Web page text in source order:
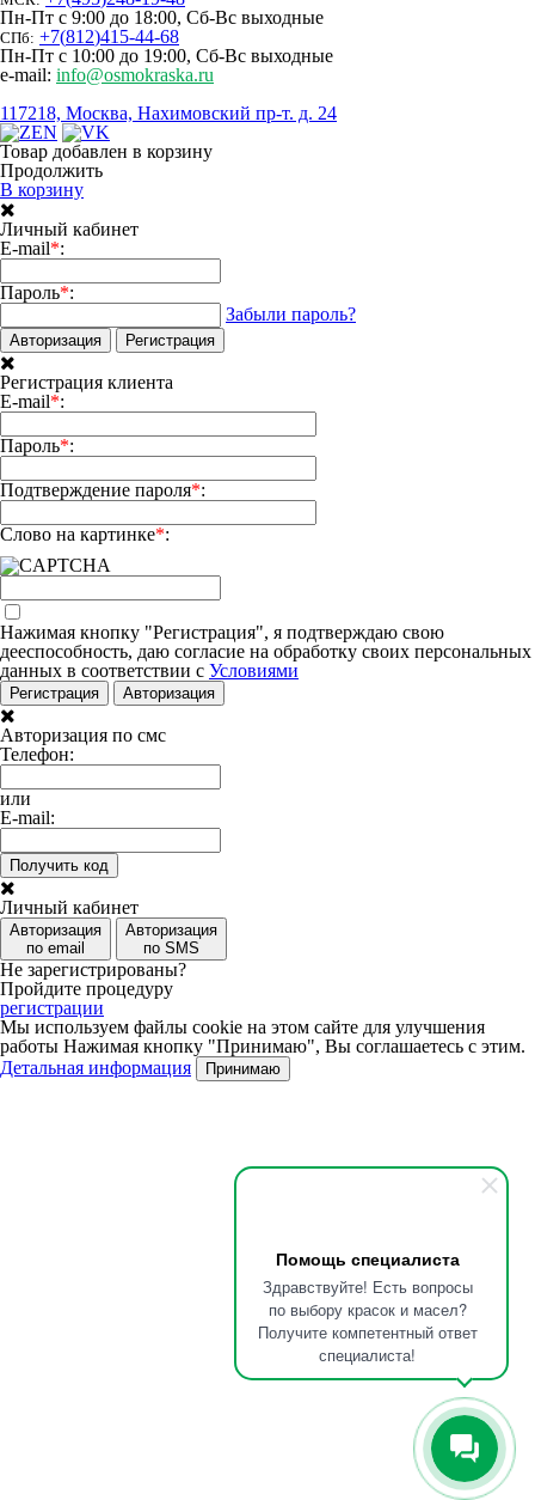
Помощь специалиста
Здравствуйте! Есть вопросы
по выбору красок и масел?
Получите компетентный ответ
специалиста!
Пн-Пт с 9:00 до 18:00, Сб-Вс выходные
СПб: +7(812)415-44-68
Пн-Пт с 10:00 до 19:00, Сб-Вс выходные
e-mail: info@osmokraska.ru
117218, Москва, Нахимовский пр-т. д. 24
Товар добавлен в корзину
Продолжить
В корзину
Личный кабинет
E-mail*:
Пароль*:
Забыли пароль?
Авторизация Регистрация
Регистрация клиента
E-mail*:
Пароль*:
Подтверждение пароля*:
Слово на картинке*:
Нажимая кнопку "Регистрация", я подтверждаю свою
дееспособность, даю согласие на обработку своих персональных
данных в соответствии с Условиями
Регистрация Авторизация
Авторизация по смс
Телефон:
или
E-mail:
Получить код
Личный кабинет
Авторизация
по email
Авторизация
по SMS
Не зарегистрированы?
Пройдите процедуру
регистрации
Мы используем файлы cookie на этом сайте для улучшения
работы Нажимая кнопку "Принимаю", Вы соглашаетесь с этим.
Детальная информация
Принимаю